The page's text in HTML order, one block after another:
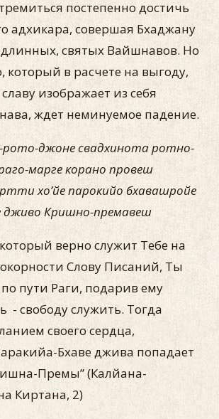
постепенно достичь
адхикара, совершая Бхаджану
святых Вайшнавов. Но
в расчете на выгоду,
изображает из себя
ждет неминуемое падение.
рото-джоне свадхинота ротно-
марге корано провеш
хо’йе парокийо бхавашройе
дживо Кришно-премавеш
верно служит Тебе на
Слову Писаний, Ты
пути Раги, подарив ему
- свободу служить. Тогда
своего сердца,
Бхаве джива попадает
Премы” (Калйана-
Киртана, 2)